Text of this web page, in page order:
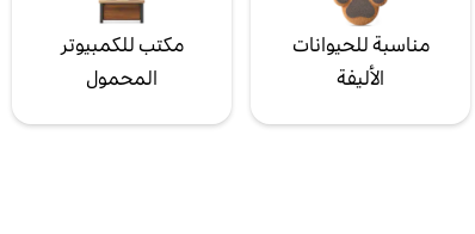
مناسبة للحيوانات
الأليفة
مكتب للكمبيوتر
المحمول